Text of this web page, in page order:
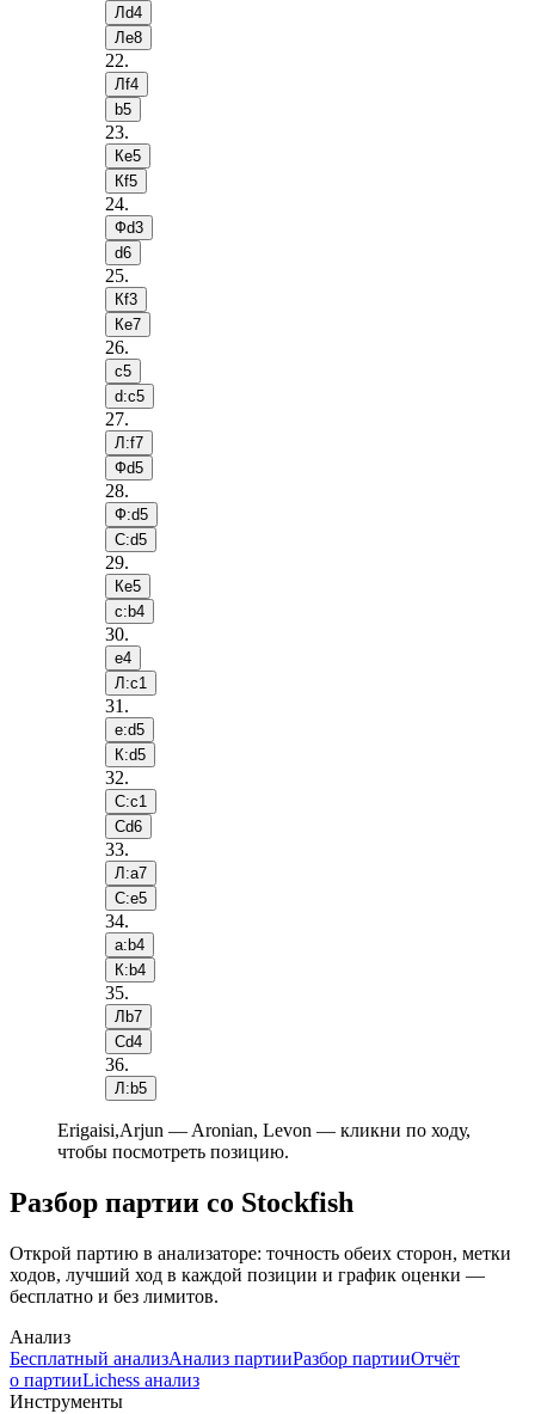
Лd4
Лe8
22.
Лf4
b5
23.
Кe5
Кf5
24.
Фd3
d6
25.
Кf3
Кe7
26.
c5
d:c5
27.
Л:f7
Фd5
28.
Ф:d5
С:d5
29.
Кe5
c:b4
30.
e4
Л:c1
31 .
e:d5
К:d5
32.
С:c1
Сd6
33.
Л:a7
С:e5
34.
a:b4
К:b4
35.
Лb7
Сd4
36.
Л:b5
Erigaisi,Arjun — Aronian, Levon — кликни по ходу,
чтобы посмотреть позицию.
Разбор партии со Stockfish
Открой партию в анализаторе: точность обеих сторон, метки
ходов, лучший ход в каждой позиции и график оценки —
бесплатно и без лимитов.
Анализ
Бесплатный анализАнализ партииРазбор партииОтчёт
о партииLichess анализ
Инструменты